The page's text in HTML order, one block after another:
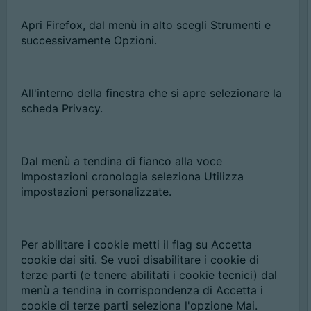
Apri Firefox, dal menù in alto scegli Strumenti e
successivamente Opzioni.
All'interno della finestra che si apre selezionare la
scheda Privacy.
Dal menù a tendina di fianco alla voce
Impostazioni cronologia seleziona Utilizza
impostazioni personalizzate.
Per abilitare i cookie metti il flag su Accetta
cookie dai siti. Se vuoi disabilitare i cookie di
terze parti (e tenere abilitati i cookie tecnici) dal
menù a tendina in corrispondenza di Accetta i
cookie di terze parti seleziona l'opzione Mai.